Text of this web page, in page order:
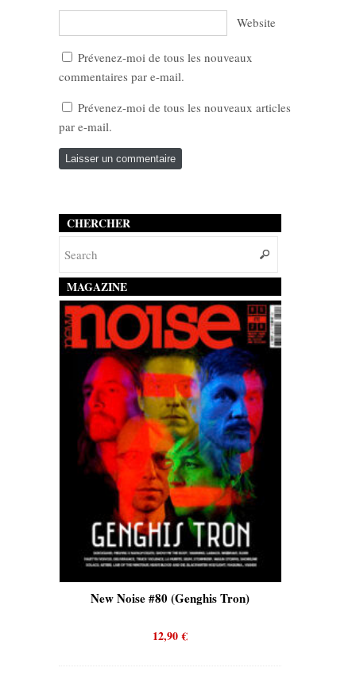
Website
Prévenez-moi de tous les nouveaux
commentaires par e-mail.
Prévenez-moi de tous les nouveaux articles
par e-mail.
CHERCHER
MAGAZINE
New Noise #80 (Genghis Tron)